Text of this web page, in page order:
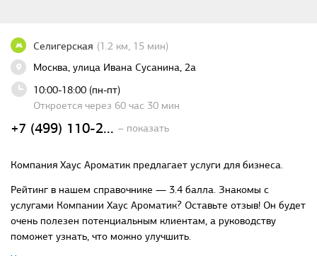
Селигерская (1.2 км, 15 мин)
Москва, улица Ивана Сусанина, 2а
10:00-18:00 (пн-пт)
Откроется через 60 час 30 мин
+7 (499) 110-2... – показать
Компания Хаус Ароматик предлагает услуги для бизнеса.
Рейтинг в нашем справочнике — 3.4 балла. Знакомы с
услугами Компании Хаус Ароматик? Оставьте отзыв! Он будет
очень полезен потенциальным клиентам, а руководству
поможет узнать, что можно улучшить.